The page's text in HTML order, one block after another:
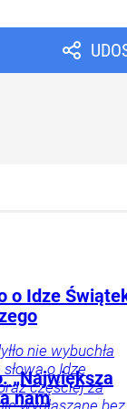
o Idze
nie wybuchła
o Idze
częściej za
wygłaszane bez
„Największa
nam